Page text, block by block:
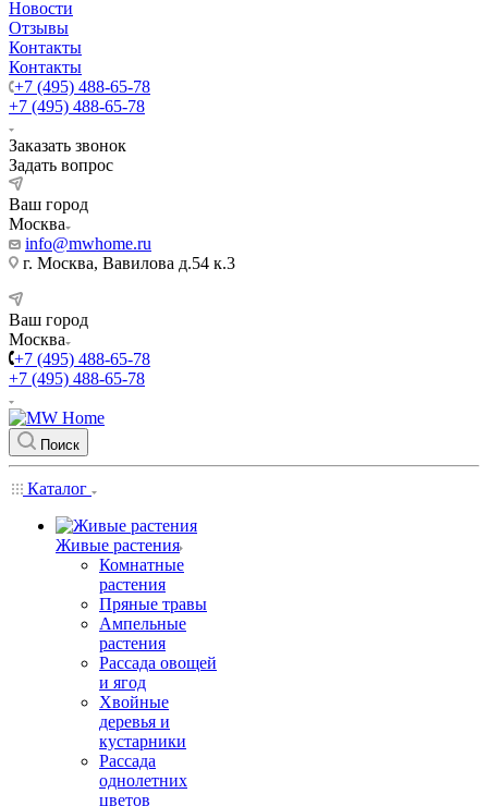
Новости
Отзывы
Контакты
Контакты
+7 (495) 488-65-78
+7 (495) 488-65-78
Заказать звонок
Задать вопрос
Ваш город
Москва
info@mwhome.ru
г. Москва, Вавилова д.54 к.3
Ваш город
Москва
+7 (495) 488-65-78
+7 (495) 488-65-78
Поиск
Каталог
Живые растения
Комнатные
растения
Пряные травы
Ампельные
растения
Рассада овощей
и ягод
Хвойные
деревья и
кустарники
Рассада
однолетних
цветов